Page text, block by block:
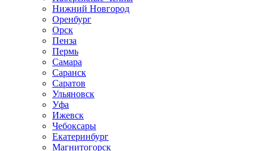
Нижний Новгород
Оренбург
Орск
Пенза
Пермь
Самара
Саранск
Саратов
Ульяновск
Уфа
Ижевск
Чебоксары
Екатеринбург
Магнитогорск